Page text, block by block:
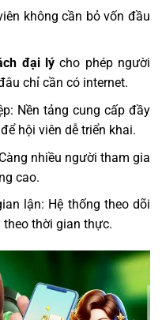
không cần bỏ vốn đầu
đại lý cho phép người
chỉ cần có internet.
Nền tảng cung cấp đầy
hội viên dễ triển khai.
nhiều người tham gia
cao.
lận: Hệ thống theo dõi
thời gian thực.